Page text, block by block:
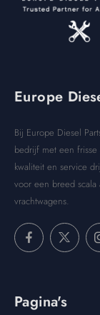
Europe
Bij Europe Diesel
bedrijf met een
kwaliteit en service
voor een breed scala
vrachtwagens.
Pagina's